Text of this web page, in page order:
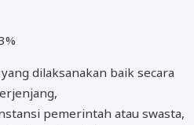
dilaksanakan baik secara
pemerintah atau swasta,